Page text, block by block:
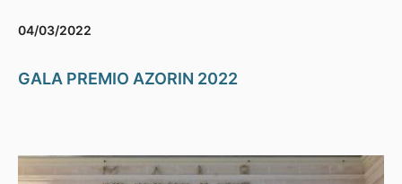
04/03/2022
GALA PREMIO AZORIN 2022